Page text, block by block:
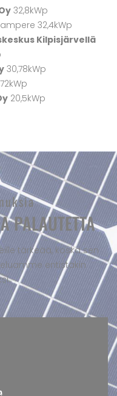
32,8kWp
32,4kWp
Kilpisjärvellä
30,78kWp
20,5kWp
PALAUTETTA
tärkeää, koska sen
entistäkin